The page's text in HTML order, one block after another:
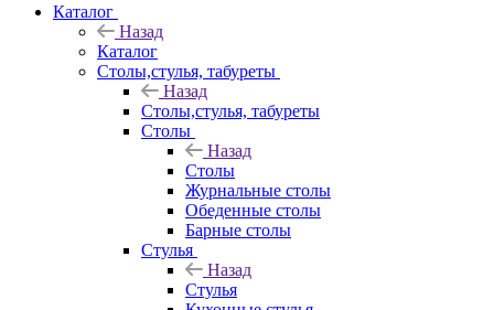
Каталог
Назад
Каталог
Столы,стулья, табуреты
Назад
Столы,стулья, табуреты
Столы
Назад
Столы
Журнальные столы
Обеденные столы
Барные столы
Стулья
Назад
Стулья